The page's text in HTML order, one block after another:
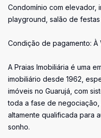
Condomínio com elevador,
playground, salão de
Condição de pagamento: À
A Praias Imobiliária é uma
imobiliário desde 1962,
imóveis no Guarujá, com
toda a fase de
altamente qualificada para
sonho.